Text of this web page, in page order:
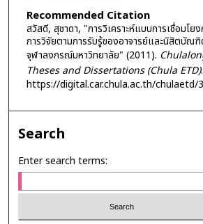
Recommended Citation
สวัสดี, สุชาดา, "การวิเคราะห์แบบการเชื่อมโย
การวิจัยตามการรับรู้ของอาจารย์และนิสิตบัณ
จุฬาลงกรณ์มหาวิทยาลัย" (2011).
Theses and Dissertations (Chula ETD)
https://digital.car.chula.ac.th/chulaetd/
Search
Enter search terms: